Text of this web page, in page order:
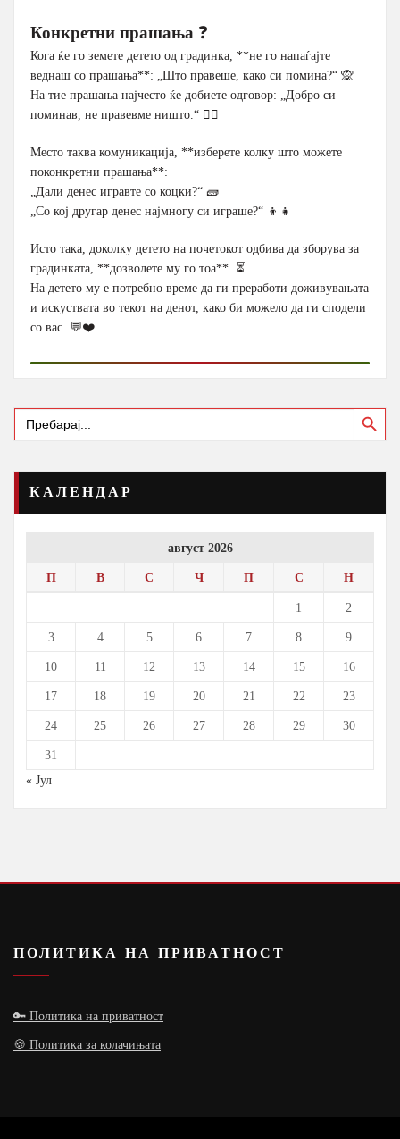
Конкретни прашања ❓
Кога ќе го земете детето од градинка, **не го напаѓајте
веднаш со прашања**: „Што правеше, како си помина?“ 🙊
На тие прашања најчесто ќе добиете одговор: „Добро си
поминав, не правевме ништо.“ 🤷‍♂️
Место таква комуникација, **изберете колку што можете
поконкретни прашања**:
„Дали денес игравте со коцки?“ 🧱
„Со кој другар денес најмногу си играше?“ 👦👧
Исто така, доколку детето на почетокот одбива да зборува за
градинката, **дозволете му го тоа**. ⏳
На детето му е потребно време да ги преработи доживувањата
и искуствата во текот на денот, како би можело да ги сподели
со вас. 💬❤️
Search
for:
Search Button
КАЛЕНДАР
август 2026
П В С Ч П С Н
1 2
3 4 5 6 7 8 9
10 11 12 13 14 15 16
17 18 19 20 21 22 23
24 25 26 27 28 29 30
31
« Јул
ПОЛИТИКА НА ПРИВАТНОСТ
🔑 Политика на приватност
🍪 Политика за колачињата